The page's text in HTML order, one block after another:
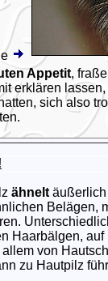
Appetit,
erklären
sich also
ähnelt
Belägen,
Haarbälgen,
von
zu Hautpilz